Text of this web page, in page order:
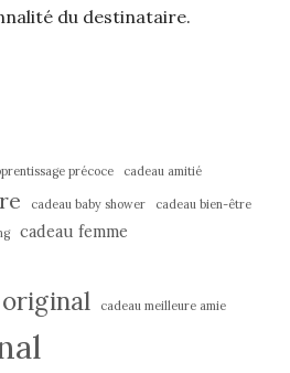
du destinataire.
précoce cadeau amitié
cadeau baby shower
cadeau bien-être
cadeau femme
cadeau meilleure amie